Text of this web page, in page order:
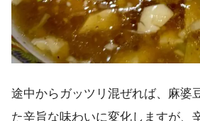
途中からガッツリ混ぜれば、麻婆
た辛旨な味わいに変化しますが、